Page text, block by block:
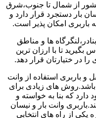
از شمال تا جنوب،شرق
بار دستجرد قرار دارد و
باربری امکان پذیر است.
ها و مناطق
بگیرید تا با ارزان ترین
را در ختیارتان قرار دهد.
و باربری استفاده از وانت
های زیادی برای
که بنا به خواسته و
وانت بار و نیسان
یکی از راه های انتخابی